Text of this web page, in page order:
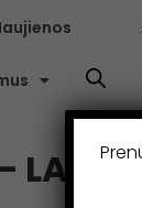
LAMI